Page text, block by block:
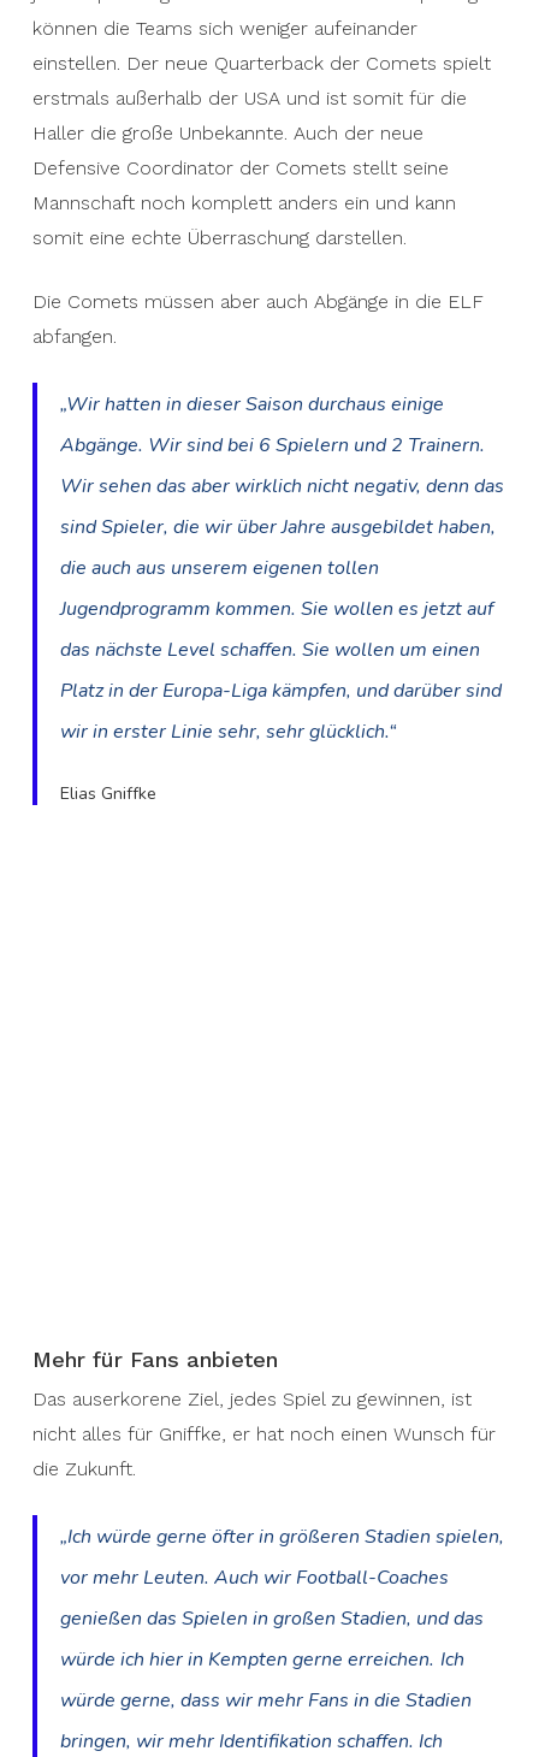
können die Teams sich weniger aufeinander
einstellen. Der neue Quarterback der Comets spielt
erstmals außerhalb der USA und ist somit für die
Haller die große Unbekannte. Auch der neue
Defensive Coordinator der Comets stellt seine
Mannschaft noch komplett anders ein und kann
somit eine echte Überraschung darstellen.
Die Comets müssen aber auch Abgänge in die ELF
abfangen.
„Wir hatten in dieser Saison durchaus einige
Abgänge. Wir sind bei 6 Spielern und 2 Trainern.
Wir sehen das aber wirklich nicht negativ, denn das
sind Spieler, die wir über Jahre ausgebildet haben,
die auch aus unserem eigenen tollen
Jugendprogramm kommen. Sie wollen es jetzt auf
das nächste Level schaffen. Sie wollen um einen
Platz in der Europa-Liga kämpfen, und darüber sind
wir in erster Linie sehr, sehr glücklich.“
Elias Gniffke
Mehr für Fans anbieten
Das auserkorene Ziel, jedes Spiel zu gewinnen, ist
nicht alles für Gniffke, er hat noch einen Wunsch für
die Zukunft.
„Ich würde gerne öfter in größeren Stadien spielen,
vor mehr Leuten.Auch wir Football-Coaches
genießen das Spielen in großen Stadien, und das
würde ich hier in Kempten gerne erreichen. Ich
würde gerne, dass wir mehr Fans in die Stadien
bringen, wir mehr Identifikation schaffen. Ich